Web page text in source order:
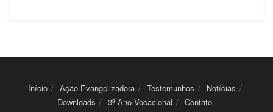
Início Ação Evangelizadora Testemunhos
Notícias
Downloads
3º Ano Vocacional Contato